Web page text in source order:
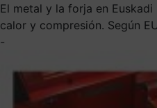
El metal y la forja en
calor y compresión. Según
-